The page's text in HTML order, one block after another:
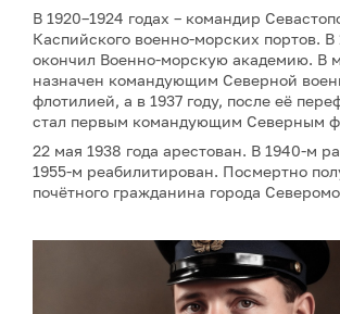
В 1920–1924 годах – командир
Каспийского военно-морских портов. В
окончил Военно-морскую академию. В
назначен командующим Северной
флотилией, а в 1937 году, после её
стал первым командующим Северным
22 мая 1938 года арестован. В 1940-м
1955-м реабилитирован. Посмертно
почётного гражданина города